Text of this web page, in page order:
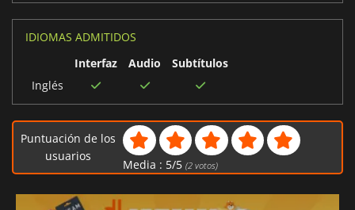
IDIOMAS ADMITIDOS
Interfaz
Audio
Subtítulos
Inglés
Puntuación de los
usuarios
Media : 5/5 (2votos)